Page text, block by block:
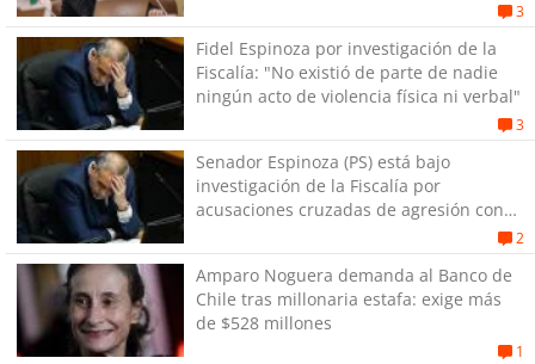
3
Fidel Espinoza por investigación de la
Fiscalía: "No existió de parte de nadie
ningún acto de violencia física ni verbal"
3
Senador Espinoza (PS) está bajo
investigación de la Fiscalía por
acusaciones cruzadas de agresión con
2
Amparo Noguera demanda al Banco de
Chile tras millonaria estafa: exige más
de $528 millones
1